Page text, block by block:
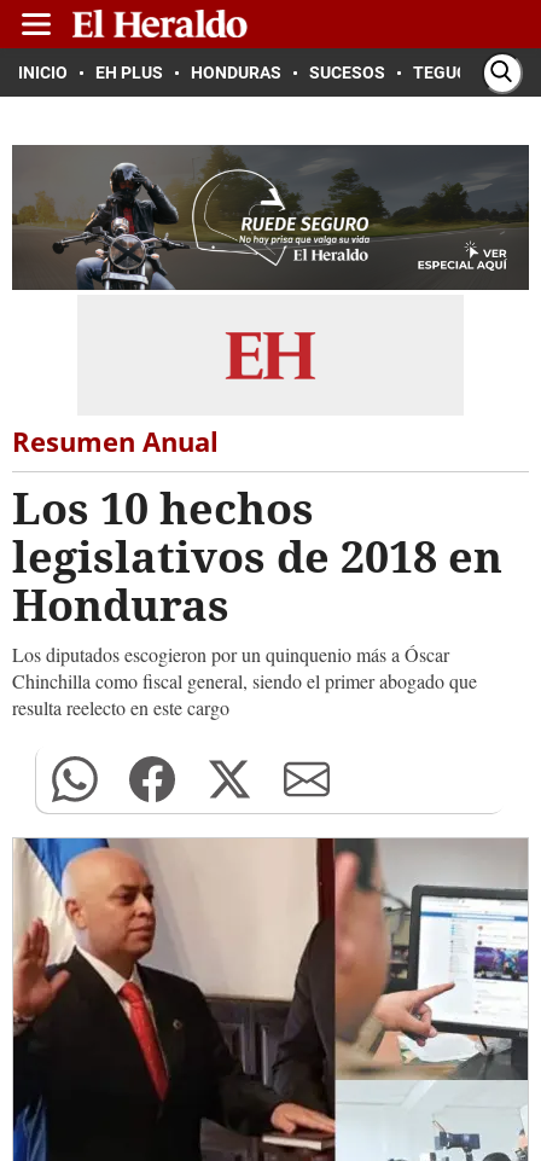
INICIO EH PLUS HONDURAS SUCESOS TEGUCIGALPA
Resumen Anual
Los 10 hechos
legislativos de 2018 en
Honduras
Los diputados escogieron por un quinquenio más a Óscar
Chinchilla como fiscal general, siendo el primer abogado que
resulta reelecto en este cargo